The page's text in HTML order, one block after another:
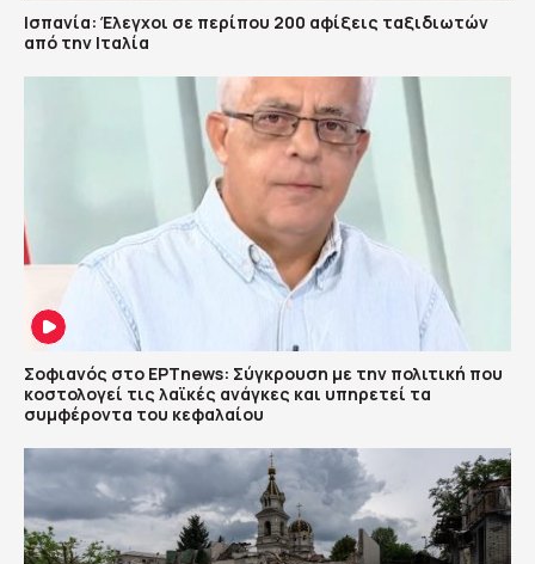
Ισπανία: Έλεγχοι σε περίπου 200 αφίξεις ταξιδιωτών
από την Ιταλία
Σοφιανός στο ΕΡΤnews: Σύγκρουση με την πολιτική που
κοστολογεί τις λαϊκές ανάγκες και υπηρετεί τα
συμφέροντα του κεφαλαίου